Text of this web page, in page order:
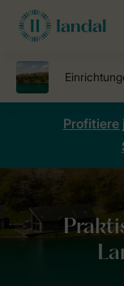
Profitiere